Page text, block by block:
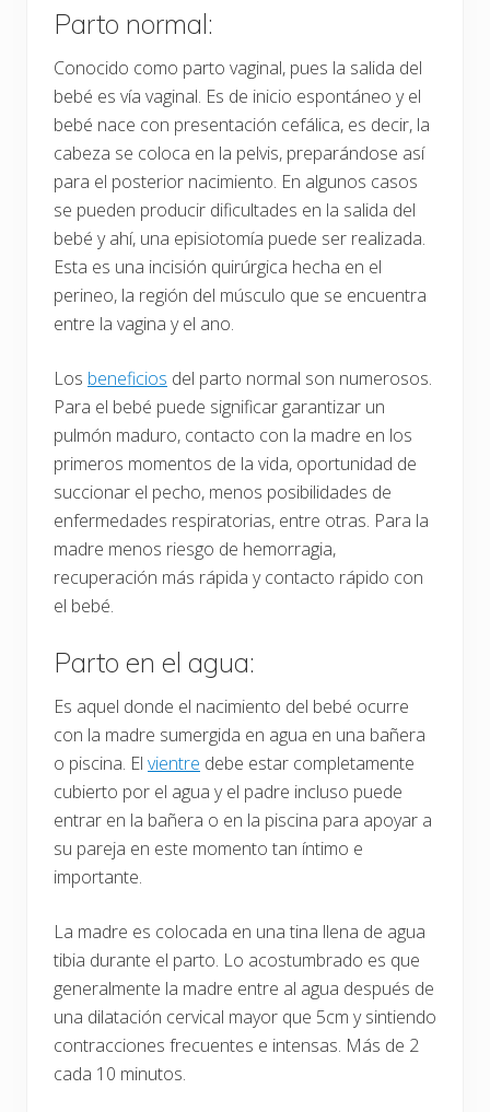
Parto normal:
Conocido como parto vaginal, pues la salida del
bebé es vía vaginal. Es de inicio espontáneo y el
bebé nace con presentación cefálica, es decir, la
cabeza se coloca en la pelvis, preparándose así
para el posterior nacimiento. En algunos casos
se pueden producir dificultades en la salida del
bebé y ahí, una episiotomía puede ser realizada.
Esta es una incisión quirúrgica hecha en el
perineo, la región del músculo que se encuentra
entre la vagina y el ano.
Los beneficios del parto normal son numerosos.
Para el bebé puede significar garantizar un
pulmón maduro, contacto con la madre en los
primeros momentos de la vida, oportunidad de
succionar el pecho, menos posibilidades de
enfermedades respiratorias, entre otras. Para la
madre menos riesgo de hemorragia,
recuperación más rápida y contacto rápido con
el bebé.
Parto en el agua:
Es aquel donde el nacimiento del bebé ocurre
con la madre sumergida en agua en una bañera
o piscina. El vientre debe estar completamente
cubierto por el agua y el padre incluso puede
entrar en la bañera o en la piscina para apoyar a
su pareja en este momento tan íntimo e
importante.
La madre es colocada en una tina llena de agua
tibia durante el parto. Lo acostumbrado es que
generalmente la madre entre al agua después de
una dilatación cervical mayor que 5cm y sintiendo
contracciones frecuentes e intensas. Más de 2
cada 10 minutos.